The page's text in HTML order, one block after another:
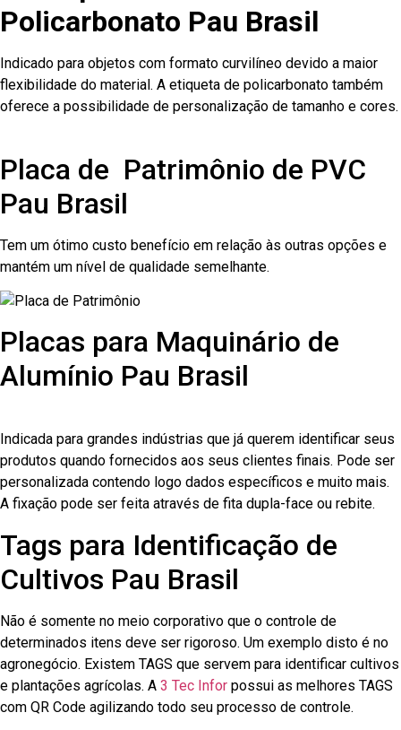
Policarbonato Pau Brasil
Indicado para objetos com formato curvilíneo devido a maior
flexibilidade do material. A etiqueta de policarbonato também
oferece a possibilidade de personalização de tamanho e cores.
Placa de Patrimônio de PVC
Pau Brasil
Tem um ótimo custo benefício em relação às outras opções e
mantém um nível de qualidade semelhante.
Placas para Maquinário de
Alumínio Pau Brasil
Indicada para grandes indústrias que já querem identificar seus
produtos quando fornecidos aos seus clientes finais. Pode ser
personalizada contendo logo dados específicos e muito mais.
A fixação pode ser feita através de fita dupla-face ou rebite.
Tags para Identificação de
Cultivos Pau Brasil
Não é somente no meio corporativo que o controle de
determinados itens deve ser rigoroso. Um exemplo disto é no
agronegócio. Existem TAGS que servem para identificar cultivos
e plantações agrícolas. A 3 Tec Infor possui as melhores TAGS
com QR Code agilizando todo seu processo de controle.